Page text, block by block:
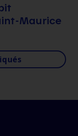
Maurice